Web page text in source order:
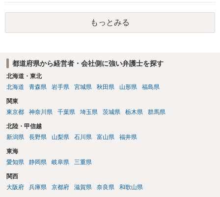
いことは業務命令違反になる可能性はありますが、いきなり懲戒と言
うほどのものでもないので、何度か注意して改善が無ければ、報告に
応じて派遣元会社が懲戒処分を出すかどうかを決めるでしょう。
もっとみる
都道府県から経営者・会社側に強い弁護士を探す
北海道・東北
北海道
青森県 岩手県 宮城県 秋田県 山形県 福島県
関東
東京都
神奈川県 千葉県 埼玉県 茨城県 栃木県 群馬県
北陸・甲信越
新潟県
長野県 山梨県 石川県 富山県 福井県
東海
愛知県
静岡県 岐阜県 三重県
関西
大阪府
兵庫県 京都府 滋賀県 奈良県 和歌山県